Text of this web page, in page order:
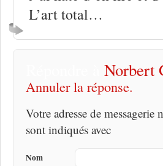
L’art total…
Norbert
Annuler la réponse.
Votre adresse de
sont indiqués avec
Nom